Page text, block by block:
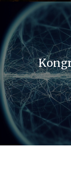
j
a
w
p
i